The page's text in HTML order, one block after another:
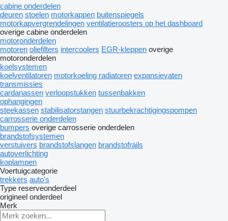
cabine onderdelen
deuren stoelen motorkappen buitenspiegels
motorkapvergrendelingen ventilatieroosters op het dashboard
overige cabine onderdelen
motoronderdelen
motoren oliefilters intercoolers EGR-kleppen overige
motoronderdelen
koelsystemen
koelventilatoren motorkoeling radiatoren expansievaten
transmissies
cardanassen verloopstukken tussenbakken
ophangingen
steekassen stabilisatorstangen stuurbekrachtigingspompen
carrosserie onderdelen
bumpers overige carrosserie onderdelen
brandstofsystemen
verstuivers brandstofslangen brandstofrails
autoverlichting
koplampen
Voertuigcategorie
trekkers auto's
Type reserveonderdeel
origineel onderdeel
Merk